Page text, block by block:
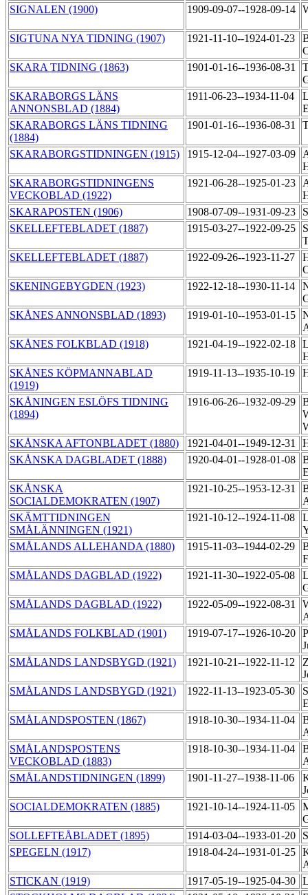
SIGNALEN (1900)
1909-09-07--1928-09-14
SIGTUNA NYA TIDNING (1907) 1921-11-10--1924-01-23
SKARA TIDNING (1863)
1901-01-16--1936-08-31
SKARABORGS LÄNS
ANNONSBLAD (1884)
1911-06-23--1934-11-04
SKARABORGS LÄNS TIDNING
(1884)
1901-01-16--1936-08-31
SKARABORGSTIDNINGEN (1915) 1915-12-04--1927-03-09
SKARABORGSTIDNINGENS
VECKOBLAD (1922)
1921-06-28--1925-01-23
SKARAPOSTEN (1906)
1908-07-09--1931-09-23
SKELLEFTEBLADET (1887)
1915-03-27--1922-09-25
SKELLEFTEBLADET (1887)
1922-09-26--1923-11-27
SKENINGEBYGDEN (1923)
1922-12-18--1930-11-14
SKÅNES ANNONSBLAD (1893)
1919-01-10--1953-01-15
SKÅNES FOLKBLAD (1918)
1921-04-19--1922-02-18
SKÅNES KÖPMANNABLAD
(1919)
1919-11-13--1935-10-19
SKÅNINGEN ESLÖFS TIDNING
(1894)
1916-06-26--1932-09-29
SKÅNSKA AFTONBLADET (1880)
1921-04-01--1949-12-31
SKÅNSKA DAGBLADET (1888)
1920-04-01--1928-01-08
SKÅNSKA
SOCIALDEMOKRATEN (1907)
1921-10-25--1953-12-31
SKÄMTTIDNINGEN
SMÅLÄNNINGEN (1921)
1921-10-12--1924-11-08
SMÅLANDS ALLEHANDA (1880)
1915-11-03--1944-02-29
SMÅLANDS DAGBLAD (1922)
1921-11-30--1922-05-08
SMÅLANDS DAGBLAD (1922)
1922-05-09--1922-08-31
SMÅLANDS FOLKBLAD (1901)
1919-07-17--1926-10-20
SMÅLANDS LANDSBYGD (1921)
1921-10-21--1922-11-12
SMÅLANDS LANDSBYGD (1921)
1922-11-13--1923-05-30
SMÅLANDSPOSTEN (1867)
1918-10-30--1934-11-04
SMÅLANDSPOSTENS
VECKOBLAD (1883)
1918-10-30--1934-11-04
SMÅLANDSTIDNINGEN (1899)
1901-11-27--1938-11-06
SOCIALDEMOKRATEN (1885)
1921-10-14--1924-11-05
SOLLEFTEÅBLADET (1895)
1914-03-04--1933-01-20
SPEGELN (1917)
1918-04-24--1931-01-25
STICKAN (1919)
1917-05-19--1925-04-30